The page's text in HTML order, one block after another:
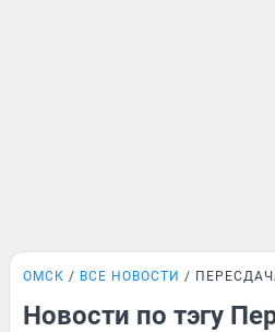
ОМСК ВСЕ НОВОСТИ
Новости по тэгу